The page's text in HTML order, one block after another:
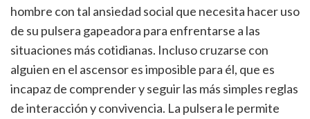
hombre con tal ansiedad social que necesita hacer uso
de su pulsera gapeadora para enfrentarse a las
situaciones más cotidianas. Incluso cruzarse con
alguien en el ascensor es imposible para él, que es
incapaz de comprender y seguir las más simples reglas
de interacción y convivencia. La pulsera le permite